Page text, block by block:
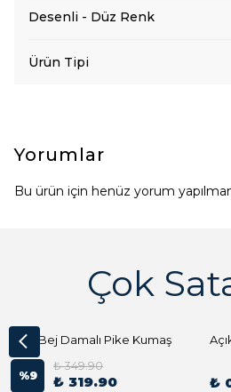
Desenli - Düz Renk
Ürün Tipi
Yorumlar
Bu ürün için henüz yorum
Çok
Açık Bej Damalı Pike Kumaş
%9
₺ 349.90
₺ 319.90 ₺